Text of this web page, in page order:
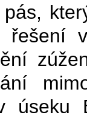
řešení
úseku